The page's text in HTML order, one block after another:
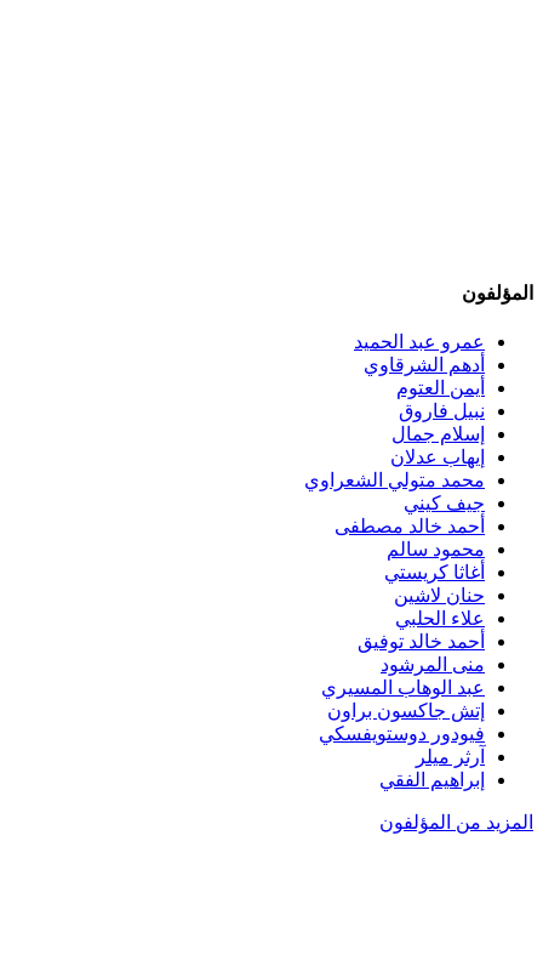
المؤلفون
عمرو عبد الحميد
أدهم الشرقاوي
أيمن العتوم
نبيل فاروق
إسلام جمال
إيهاب عدلان
محمد متولي الشعراوي
جيف كيني
أحمد خالد مصطفى
محمود سالم
أغاثا كريستي
حنان لاشين
علاء الحلبي
أحمد خالد توفيق
منى المرشود
عبد الوهاب المسيري
إتش جاكسون براون
فيودور دوستويفسكي
آرثر ميلر
إبراهيم الفقي
المزيد من المؤلفون